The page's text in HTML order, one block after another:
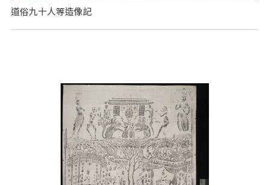
道俗九十人等造像記